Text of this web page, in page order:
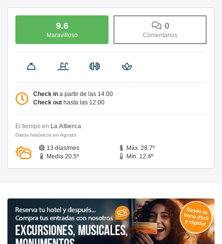
9.6
Maravilloso
0
Comentarios
Check in a partir de las 14:00
Check out hasta las 12:00
El tiempo en La Alberca
Datos históricos en Agosto
13 días/mes
Máx. 28.7º
Media 20.5º
Mín. 12.4º